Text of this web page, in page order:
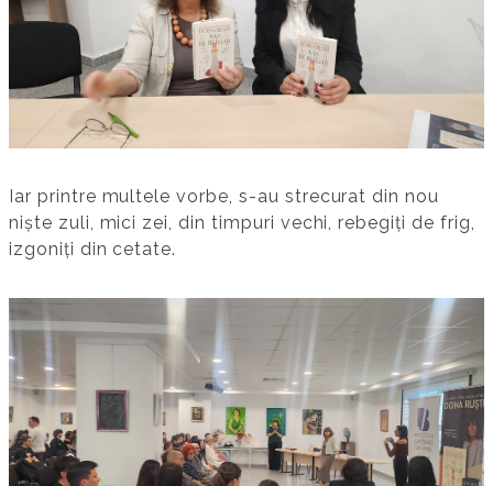
Iar printre multele vorbe, s-au strecurat din nou
niște zuli, mici zei, din timpuri vechi, rebegiți de frig,
izgoniți din cetate.